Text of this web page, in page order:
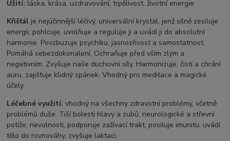
Užití: láska, krása, uzdravování, trpělivost, životní energie
Křišťál je nejúčinnější léčivý, universální krystal, jenž silně zesiluje
energii, pohlcuje, uvolňuje a reguluje ji a uvádí ji do absolutní
harmonie. Povzbuzuje psychiku, jasnozřivost a samostatnost.
Pomáhá sebezdokonalení. Ochraňuje před vším zlým a
negativním. Zvyšuje naše duchovní síly. Harmonizuje, čistí a chrání
auru, zajišťuje klidný spánek. Vhodný pro meditace a magické
účely.
Léčebné využití: vhodný na všechny zdravotní problémy, včetně
problémů duše. Tiší bolesti hlavy a zubů, neurologické a střevní
potíže, nevolnosti, podporuje zažívací trakt, posiluje imunitu, uvádí
tělo do rovnováhy, zvyšuje laktaci.